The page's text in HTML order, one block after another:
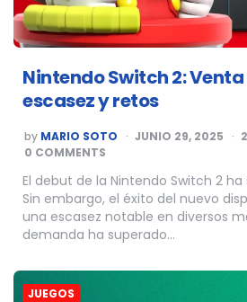
Nintendo Switch 2:
escasez y retos
POSTED
BY
by MARIO SOTO JUNIO 29, 2025 2
0 COMMENTS
El debut de la Nintendo Switch 2
Sin embargo, el éxito del nuevo
una escasez notable en diversos
demanda ha superado…
JUEGOS